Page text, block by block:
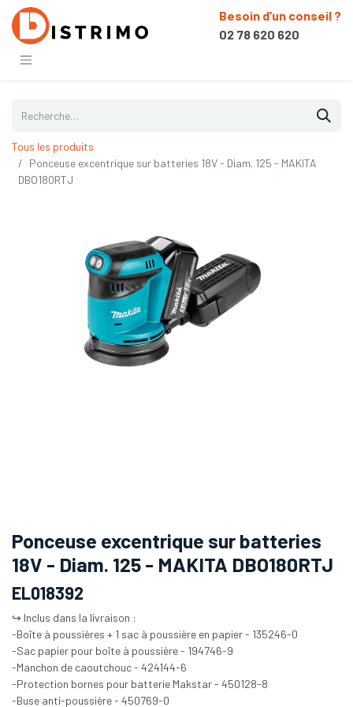
Besoin d’un conseil ?
02 78 620 620
Tous les produits
Ponceuse excentrique sur batteries 18V - Diam. 125 - MAKITA
DBO180RTJ
Ponceuse excentrique sur batteries
18V - Diam. 125 - MAKITA DBO180RTJ
EL018392
↪️ Inclus dans la livraison :
-Boîte à poussières + 1 sac à poussière en papier - 135246-0
-Sac papier pour boîte à poussière - 194746-9
-Manchon de caoutchouc - 424144-6
-Protection bornes pour batterie Makstar - 450128-8
-Buse anti-poussière - 450769-0